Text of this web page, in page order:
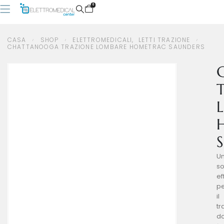
0
CASA SHOP ELETTROMEDICALI,
LETTI TRAZIONE
CHATTANOOGA TRAZIONE LOMBARE HOMETRAC SAUNDERS
il